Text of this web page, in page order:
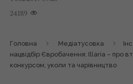
24189
Головна Медіатусовка
нацвідбір Євробачення: Illaria – про
конкурсом, уколи та чарівництво